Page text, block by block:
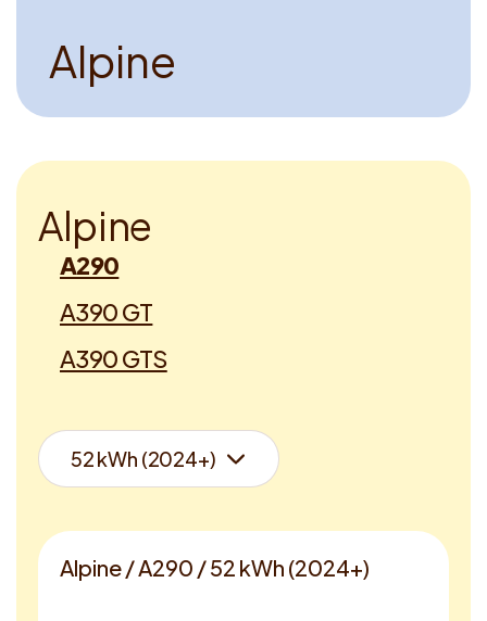
Alpine
Alpine
A290
A390 GT
A390 GTS
Alpine / A290 / 52 kWh (2024+)